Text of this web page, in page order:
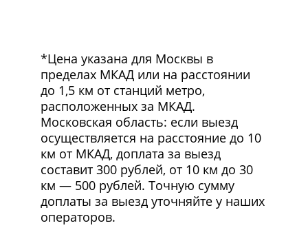
*Цена указана для Москвы в
пределах МКАД или на расстоянии
до 1,5 км от станций метро,
расположенных за МКАД.
Московская область: если выезд
осуществляется на расстояние до 10
км от МКАД, доплата за выезд
составит 300 рублей, от 10 км до 30
км — 500 рублей. Точную сумму
доплаты за выезд уточняйте у наших
операторов.